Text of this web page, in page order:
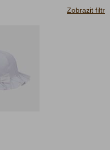
Zobrazit filtr